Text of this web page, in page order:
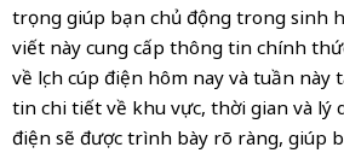
trọng giúp bạn chủ động trong sinh
viết này cung cấp thông tin chính
về lịch cúp điện hôm nay và tuần này
tin chi tiết về khu vực, thời gian và lý
điện sẽ được trình bày rõ ràng, giúp